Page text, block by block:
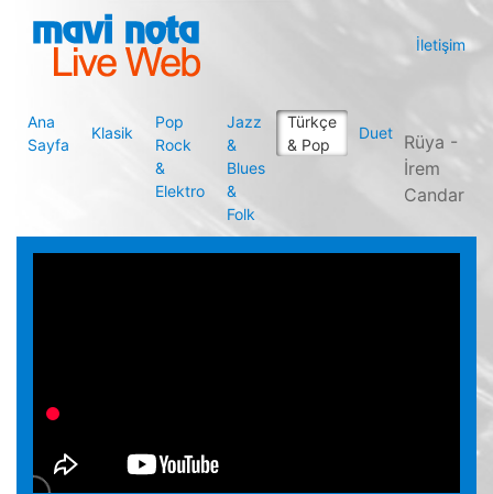
İletişim
Ana
Sayfa
Klasik
Pop
Rock
&
Elektro
Jazz
&
Blues
&
Folk
Türkçe
& Pop
Duet
Rüya -
İrem
Candar